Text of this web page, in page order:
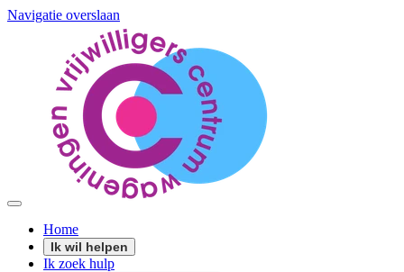
Navigatie overslaan
Home
Ik wil helpen
Ik zoek hulp